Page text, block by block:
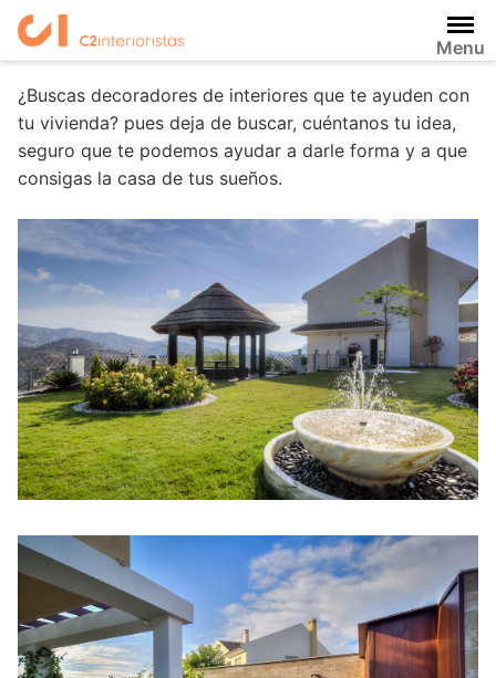
Saltar
contenido
Menu
Reforma vivienda el Palo
¿Buscas decoradores de interiores que te ayuden con
tu vivienda? pues deja de buscar, cuéntanos tu idea,
seguro que te podemos ayudar a darle forma y a que
consigas la casa de tus sueños.